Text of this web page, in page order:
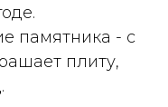
памятника - с
плиту,